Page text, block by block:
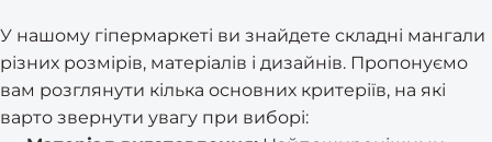
У нашому гіпермаркеті ви знайдете складні мангали
різних розмірів, матеріалів і дизайнів. Пропонуємо
вам розглянути кілька основних критеріїв, на які
варто звернути увагу при виборі: